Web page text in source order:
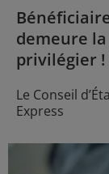
demeure
privilégier !
Le Conseil
Express